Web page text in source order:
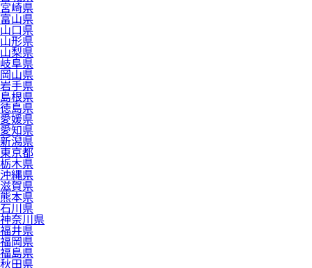
宮崎県
富山県
山口県
山形県
山梨県
岐阜県
岡山県
岩手県
島根県
徳島県
愛媛県
愛知県
新潟県
東京都
栃木県
沖縄県
滋賀県
熊本県
石川県
神奈川県
福井県
福岡県
福島県
秋田県